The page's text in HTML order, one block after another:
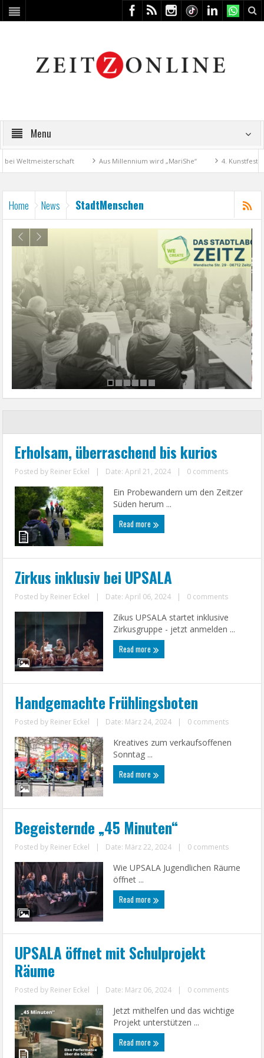
Menu
Aus Millennium wird „MariShe“ 4. Kunstfest
Home News StadtMenschen
Erholsam, überraschend bis kurios
Posted by Reiner Eckel | Date: April 21, 2024 | 0 comments
Ein Probewandern um den Zeitzer
Süden herum ...
Read more
Zirkus inklusiv bei UPSALA
Posted by Reiner Eckel | Date: April 06, 2024 | 0 comments
Zikus UPSALA startet inklusive
Zirkusgruppe - jetzt anmelden ...
Read more
Handgemachte Frühlingsboten
Posted by Reiner Eckel | Date: März 24, 2024 | 0 comments
Kreatives zum verkaufsoffenen
Sonntag ...
Read more
Begeisternde „45 Minuten“
Posted by Reiner Eckel | Date: März 22, 2024 | 0 comments
Wie UPSALA Jugendlichen Räume
öffnet ...
Read more
UPSALA öffnet mit Schulprojekt
Räume
Posted by Reiner Eckel | Date: März 06, 2024 | 0 comments
Jetzt mithelfen und das wichtige
Projekt unterstützen ...
Read more